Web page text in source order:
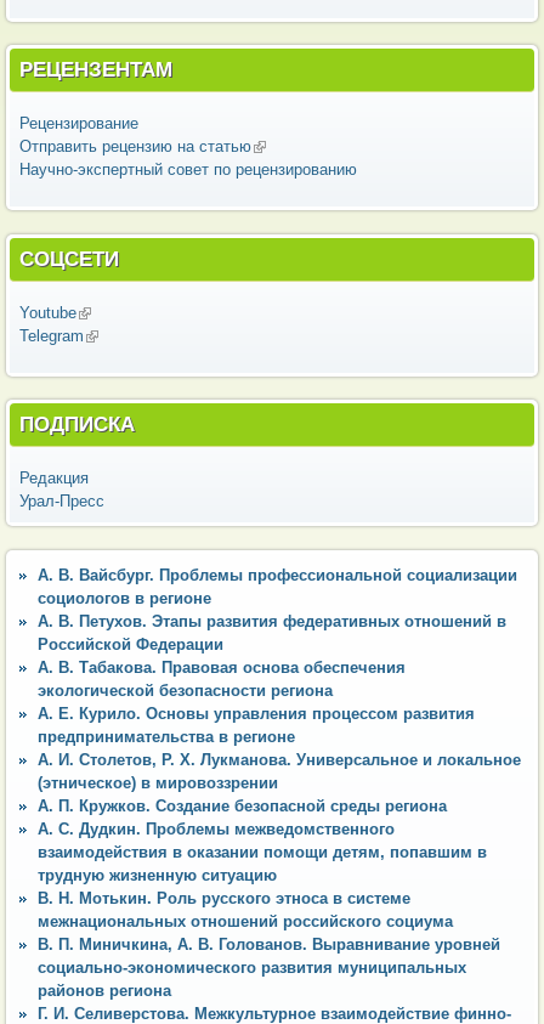
РЕЦЕНЗЕНТАМ
Рецензирование
Отправить рецензию на статью(внешняя ссылка)
Научно-экспертный совет по рецензированию
СОЦСЕТИ
Youtube(внешняя ссылка)
Telegram (внешняя ссылка)
ПОДПИСКА
Редакция
Урал-Пресс
А. В. Вайсбург. Проблемы профессиональной социализации
социологов в регионе
А. В. Петухов. Этапы развития федеративных отношений в
Российской Федерации
А. В. Табакова. Правовая основа обеспечения
экологической безопасности региона
А. Е. Курило. Основы управления процессом развития
предпринимательства в регионе
А. И. Столетов, Р. Х. Лукманова. Универсальное и локальное
(этническое) в мировоззрении
А. П. Кружков. Создание безопасной среды региона
А. С. Дудкин. Проблемы межведомственного
взаимодействия в оказании помощи детям, попавшим в
трудную жизненную ситуацию
В. Н. Мотькин. Роль русского этноса в системе
межнациональных отношений российского социума
В. П. Миничкина, А. В. Голованов. Выравнивание уровней
социально-экономического развития муниципальных
районов региона
Г. И. Селиверстова. Межкультурное взаимодействие финно-